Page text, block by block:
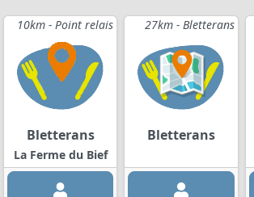
10km - Point relais
Bletterans
La Ferme du Bief
27km - Bletterans
Bletterans